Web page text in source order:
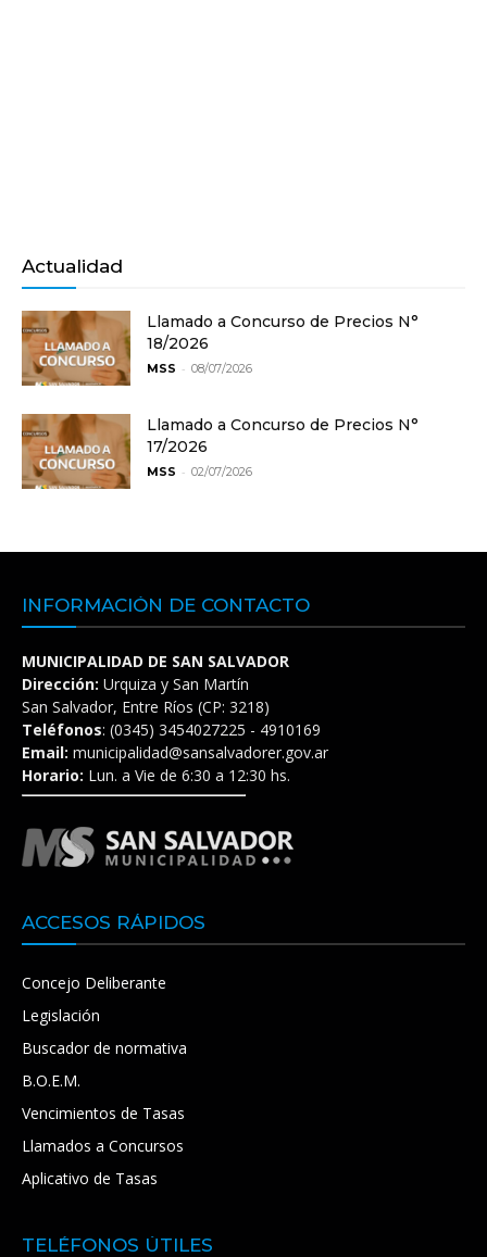
Actualidad
Llamado a Concurso de Precios N°
18/2026
MSS - 08/07/2026
Llamado a Concurso de Precios N°
17/2026
MSS - 02/07/2026
INFORMACIÓN DE CONTACTO
MUNICIPALIDAD DE SAN SALVADOR
Dirección: Urquiza y San Martín
San Salvador, Entre Ríos (CP: 3218)
Teléfonos: (0345) 3454027225 - 4910169
Email: municipalidad@sansalvadorer.gov.ar
Horario: Lun. a Vie de 6:30 a 12:30 hs.
ACCESOS RÁPIDOS
Concejo Deliberante
Legislación
Buscador de normativa
B.O.E.M.
Vencimientos de Tasas
Llamados a Concursos
Aplicativo de Tasas
TELÉFONOS ÚTILES